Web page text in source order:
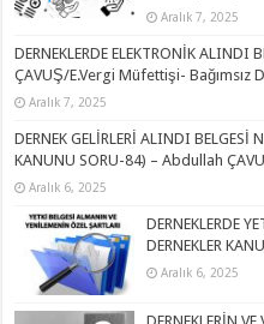
Aralık 7, 2025
DERNEKLERDE ELEKTRONİK
ÇAVUŞ/E.Vergi Müfettişi- Bağımsız
Aralık 7, 2025
DERNEK GELİRLERİ ALINDI BELGESİ
KANUNU SORU-84) – Abdullah
Aralık 6, 2025
DERNEKLERDE
DERNEKLER
Aralık 6, 2025